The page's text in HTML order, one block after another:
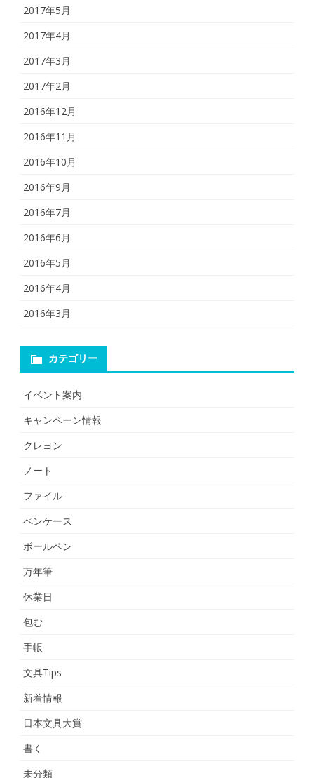
2017年5月
2017年4月
2017年3月
2017年2月
2016年12月
2016年11月
2016年10月
2016年9月
2016年7月
2016年6月
2016年5月
2016年4月
2016年3月
カテゴリー
イベント案内
キャンペーン情報
クレヨン
ノート
ファイル
ペンケース
ボールペン
万年筆
休業日
包む
手帳
文具Tips
新着情報
日本文具大賞
書く
未分類